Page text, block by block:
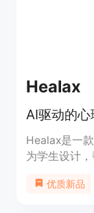
Healax
AI驱动的
Healax是一
为学生设计
的信任沟通
优质新品